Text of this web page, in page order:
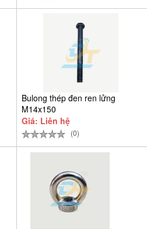
Bulong thép đen ren lửng
M14x150
Giá: Liên hệ
(0)